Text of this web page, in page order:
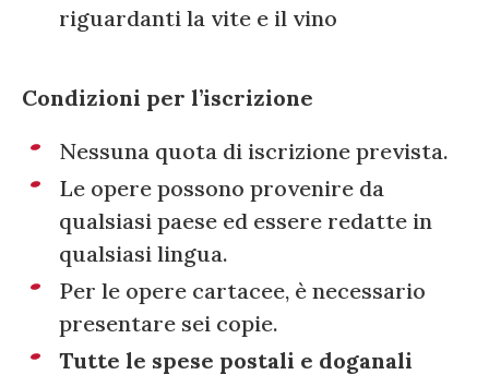
riguardanti la vite e il vino
Condizioni per l’iscrizione
Nessuna quota di iscrizione prevista.
Le opere possono provenire da
qualsiasi paese ed essere redatte in
qualsiasi lingua.
Per le opere cartacee, è necessario
presentare sei copie.
Tutte le spese postali e doganali